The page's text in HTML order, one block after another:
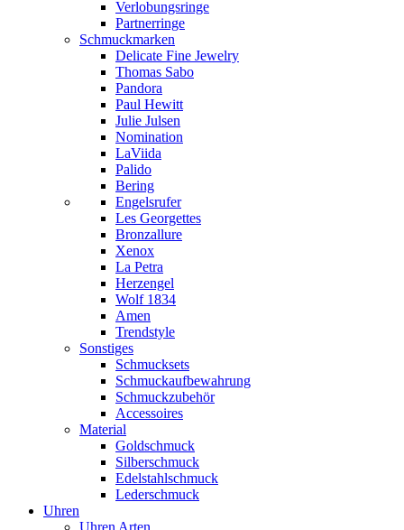
Verlobungsringe
Partnerringe
Schmuckmarken
Delicate Fine Jewelry
Thomas Sabo
Pandora
Paul Hewitt
Julie Julsen
Nomination
LaViida
Palido
Bering
Engelsrufer
Les Georgettes
Bronzallure
Xenox
La Petra
Herzengel
Wolf 1834
Amen
Trendstyle
Sonstiges
Schmucksets
Schmuckaufbewahrung
Schmuckzubehör
Accessoires
Material
Goldschmuck
Silberschmuck
Edelstahlschmuck
Lederschmuck
Uhren
Uhren Arten